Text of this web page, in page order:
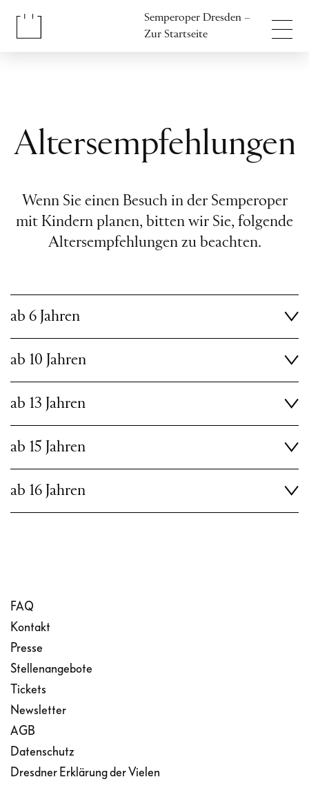
Semperoper Dresden –
Zur Startseite
Altersempfehlungen
Wenn Sie einen Besuch in der Semperoper
mit Kindern planen, bitten wir Sie, folgende
Altersempfehlungen zu beachten.
ab 6 Jahren
ab 10 Jahren
ab 13 Jahren
ab 15 Jahren
ab 16 Jahren
FAQ
Kontakt
Presse
Stellenangebote
Tickets
Newsletter
AGB
Datenschutz
Dresdner Erklärung der Vielen